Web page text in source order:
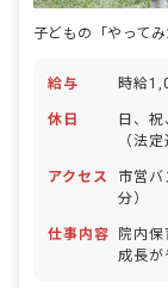
給与 時給
休日
日、
（法
アクセス
市営
分）
仕事内容
院内
成長が